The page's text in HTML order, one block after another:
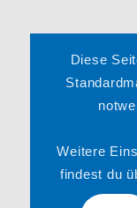
Impressum
Satzung
Diese
Weitere
findest du